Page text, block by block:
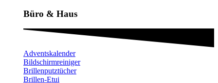
Büro & Haus
Adventskalender
Bildschirmreiniger
Brillenputztücher
Brillen-Etui